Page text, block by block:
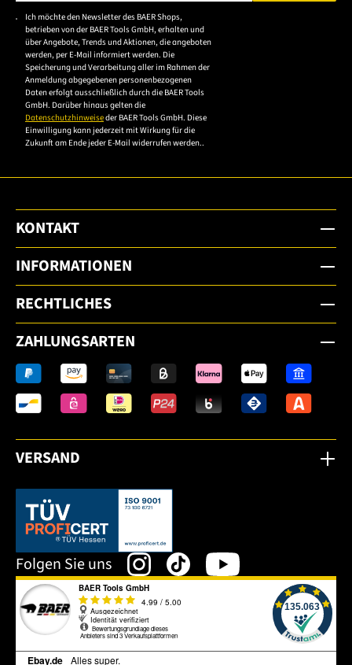
Bitte geben Sie eine gültige E-Mail-Adresse ein.
Ich möchte den Newsletter des BAER Shops,
betrieben von der BAER Tools GmbH, erhalten und
über Angebote, Trends und Aktionen, die angeboten
werden, per E-Mail informiert werden. Die
Speicherung und Verarbeitung aller im Rahmen der
Anmeldung abgegebenen personenbezogenen
Daten erfolgt ausschließlich durch die BAER Tools
GmbH. Darüber hinaus gelten die
Datenschutzhinweiseder BAER Tools GmbH. Diese
Einwilligung kann jederzeit mit Wirkung für die
Zukunft am Ende jeder E-Mail widerrufen werden..
KONTAKT
INFORMATIONEN
RECHTLICHES
ZAHLUNGSARTEN
VERSAND
Dieser Link öffnet sich in einem neuen Tab.
Folgen Sie uns